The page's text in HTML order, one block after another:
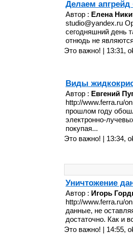
Делаем
Автор : Елена
studio@yandex.ru
сегодняшний день
отнюдь не
Это важно! | 13:31,
Виды
Автор : Евгений
http://www.ferra.ru/
прошлом году
электронно-
покупая...
Это важно! | 13:34,
Уничтожение
Автор : Игорь
http://www.ferra.ru/
данные, не
достаточно. Как и
Это важно! | 14:55,